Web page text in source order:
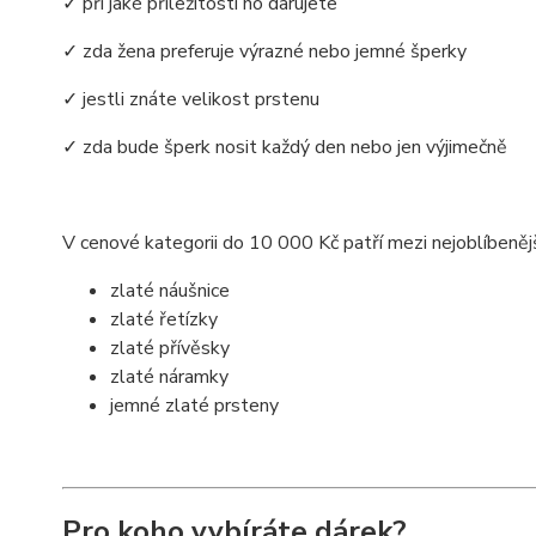
✓ zda žena preferuje výrazné nebo jemné šperky
✓ jestli znáte velikost prstenu
✓ zda bude šperk nosit každý den nebo jen výjimečně
V cenové kategorii do 10 000 Kč patří mezi
zlaté náušnice
zlaté řetízky
zlaté přívěsky
zlaté náramky
jemné zlaté prsteny